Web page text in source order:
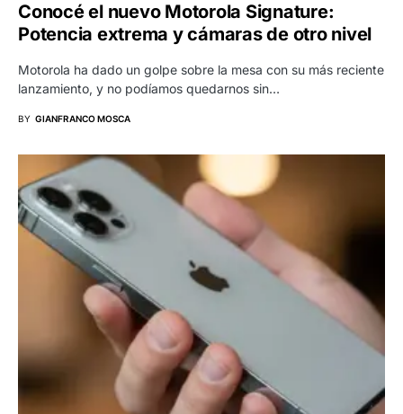
Conocé el nuevo Motorola Signature:
Potencia extrema y cámaras de otro nivel
Motorola ha dado un golpe sobre la mesa con su más reciente
lanzamiento, y no podíamos quedarnos sin…
BY GIANFRANCO MOSCA